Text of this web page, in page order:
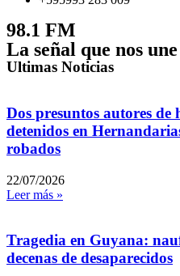
98.1 FM
La señal que nos une
Ultimas Noticias
Dos presuntos autores
detenidos en
robados
22/07/2026
Leer más »
Tragedia en Guyana:
decenas de desaparecidos